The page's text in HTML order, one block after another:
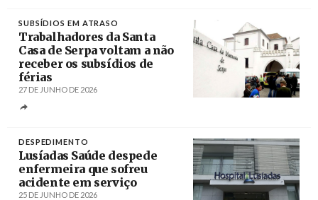
SUBSÍDIOS EM ATRASO
Trabalhadores da Santa
Casa de Serpa voltam a não
receber os subsídios de
férias
27 DE JUNHO DE 2026
DESPEDIMENTO
Lusíadas Saúde despede
enfermeira que sofreu
acidente em serviço
25 DE JUNHO DE 2026